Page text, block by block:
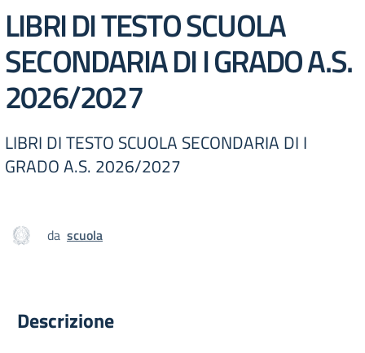
LIBRI DI TESTO SCUOLA
SECONDARIA DI I GRADO A.S.
2026/2027
LIBRI DI TESTO SCUOLA SECONDARIA DI I
GRADO A.S. 2026/2027
da scuola
Descrizione